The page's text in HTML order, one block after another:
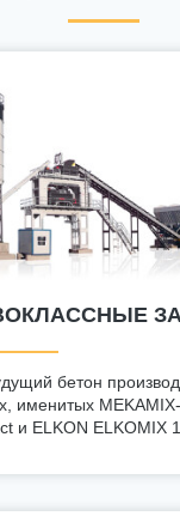
бетон
именитых
и ELKON ELKOMIX